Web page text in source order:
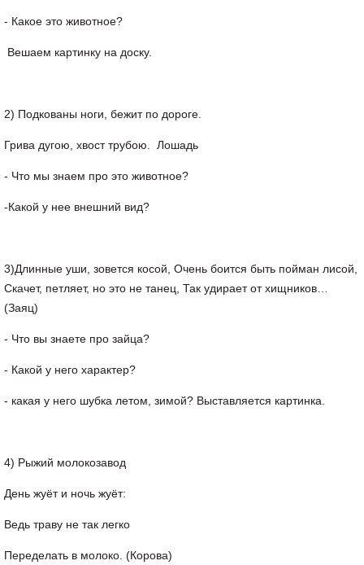
- Какое это животное?
Вешаем картинку на доску.
2) Подкованы ноги, бежит по дороге.
Грива дугою, хвост трубою. Лошадь
- Что мы знаем про это животное?
-Какой у нее внешний вид?
3)Длинные уши, зовется косой, Очень боится быть пойман лисой,
Скачет, петляет, но это не танец, Так удирает от хищников…
(Заяц)
- Что вы знаете про зайца?
- Какой у него характер?
- какая у него шубка летом, зимой? Выставляется картинка.
4) Рыжий молокозавод
День жуёт и ночь жуёт:
Ведь траву не так легко
Переделать в молоко. (Корова)